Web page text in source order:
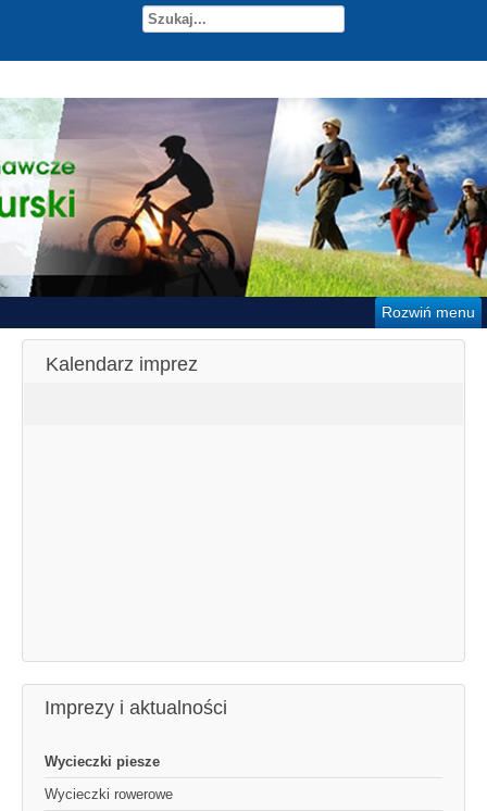
Rozwiń menu
Kalendarz imprez
Imprezy i aktualności
Wycieczki piesze
Wycieczki rowerowe